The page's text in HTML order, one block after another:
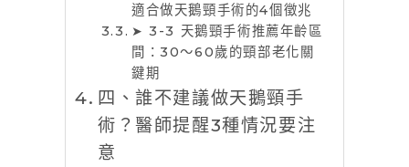
適合做天鵝頸手術的4個徵兆
➤ 3-3 天鵝頸手術推薦年齡區
間：30～60歲的頸部老化關
鍵期
四、誰不建議做天鵝頸手
術？醫師提醒3種情況要注
意